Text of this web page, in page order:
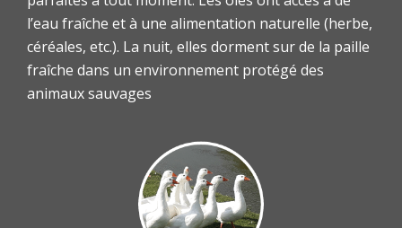
l’eau fraîche et à une alimentation naturelle (herbe,
céréales, etc.). La nuit, elles dorment sur de la paille
fraîche dans un environnement protégé des
animaux sauvages